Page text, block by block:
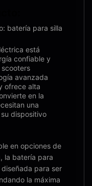
batería para silla
está
confiable y
avanzada
ofrece alta
en la
una
dispositivo
en opciones de
la batería para
para ser
la máxima